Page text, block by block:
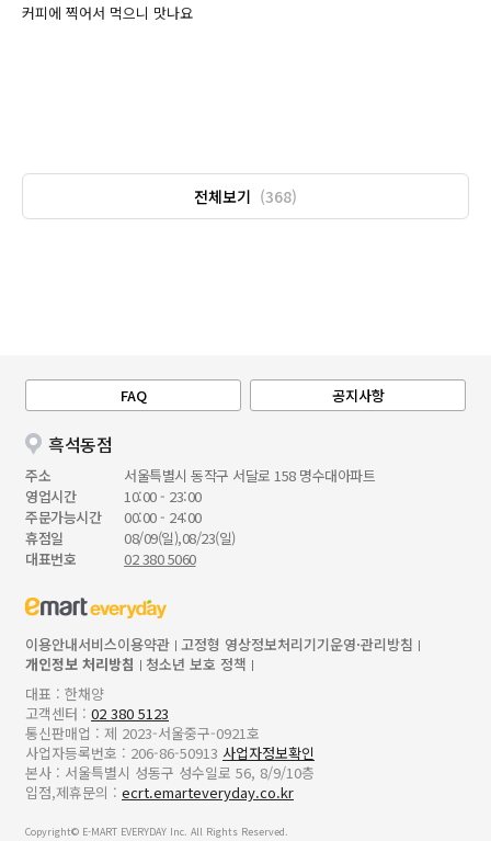
커피에 찍어서 먹으니 맛나요
전체보기 (368)
FAQ 공지사항
흑석동점
주소
서울특별시 동작구 서달로 158 명수대아파트
영업시간
10:00 - 23:00
주문가능시간
00:00 - 24:00
휴점일
08/09(일),08/23(일)
대표번호
02 380 5060
이용안내서비스이용약관 고정형 영상정보처리기기운영·관리방침
개인정보 처리방침
청소년 보호 정책
대표 : 한채양
고객센터 : 02 380 5123
통신판매업 : 제 2023-서울중구-0921호
사업자등록번호 : 206-86-50913 사업자정보확인
본사 : 서울특별시 성동구 성수일로 56, 8/9/10층
입점,제휴문의 : ecrt.emarteveryday.co.kr
Copyright© E-MART EVERYDAY Inc. All Rights Reserved.